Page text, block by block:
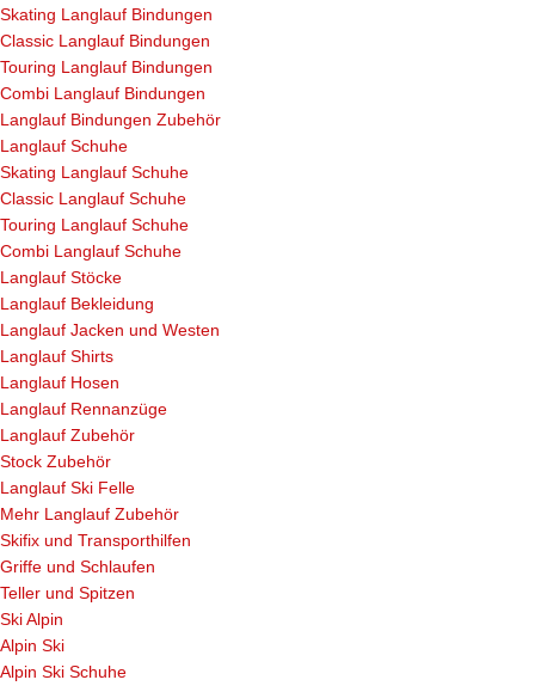
Skating Langlauf Bindungen
Classic Langlauf Bindungen
Touring Langlauf Bindungen
Combi Langlauf Bindungen
Langlauf Bindungen Zubehör
Langlauf Schuhe
Skating Langlauf Schuhe
Classic Langlauf Schuhe
Touring Langlauf Schuhe
Combi Langlauf Schuhe
Langlauf Stöcke
Langlauf Bekleidung
Langlauf Jacken und Westen
Langlauf Shirts
Langlauf Hosen
Langlauf Rennanzüge
Langlauf Zubehör
Stock Zubehör
Langlauf Ski Felle
Mehr Langlauf Zubehör
Skifix und Transporthilfen
Griffe und Schlaufen
Teller und Spitzen
Ski Alpin
Alpin Ski
Alpin Ski Schuhe